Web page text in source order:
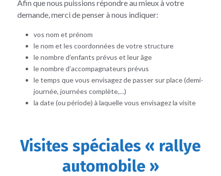
Afin que nous puissions répondre au mieux à votre
demande, merci de penser à nous indiquer:
vos nom et prénom
le nom et les coordonnées de votre structure
le nombre d’enfants prévus et leur âge
le nombre d’accompagnateurs prévus
le temps que vous envisagez de passer sur place (demi-
journée, journées complète,…)
la date (ou période) à laquelle vous envisagez la visite
Visites spéciales « rallye
automobile »